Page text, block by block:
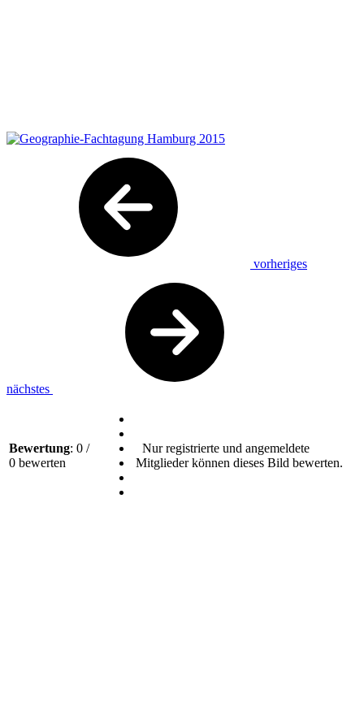
vorheriges
nächstes
Bewertung: 0 /
0 bewerten
Nur registrierte und angemeldete
Mitglieder können dieses Bild bewerten.